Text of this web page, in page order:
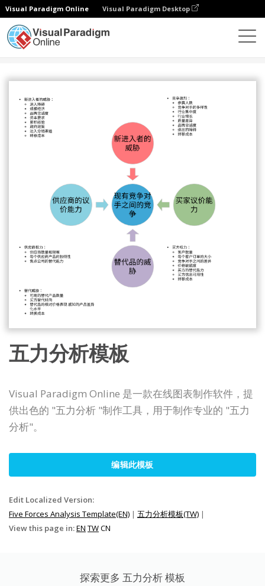
Visual Paradigm Online Visual Paradigm Desktop
五力分析模板
Visual Paradigm Online 是一款在线图表制作软件，提
供出色的 "五力分析 "制作工具，用于制作专业的 "五力
分析"。
编辑此模板
Edit Localized Version:
Five Forces Analysis Template(EN) | 五力分析模板(TW) |
View this page in:EN TWCN
探索更多 五力分析 模板